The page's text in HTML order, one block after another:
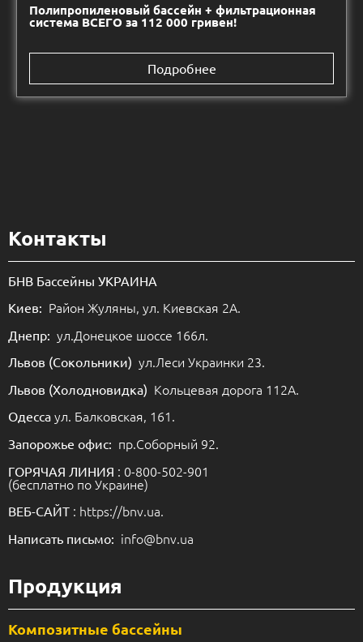
Полипропиленовый бассейн + фильтрационная
система ВСЕГО за 112 000 гривен!
Подробнее
Контакты
БНВ Бассейны УКРАИНА
Киев: Район Жуляны, ул. Киевская 2А.
Днепр: ул.Донецкое шоссе 166л.
Львов (Сокольники) ул.Леси Украинки 23.
Львов (Холодновидка) Кольцевая дорога 112А.
Одесса ул. Балковская, 161.
Запорожье офис: пр.Соборный 92.
ГОРЯЧАЯ ЛИНИЯ : 0-800-502-901
(бесплатно по Украине)
ВЕБ-САЙТ : https://bnv.ua.
Написать письмо: info@bnv.ua
Продукция
Композитные бассейны